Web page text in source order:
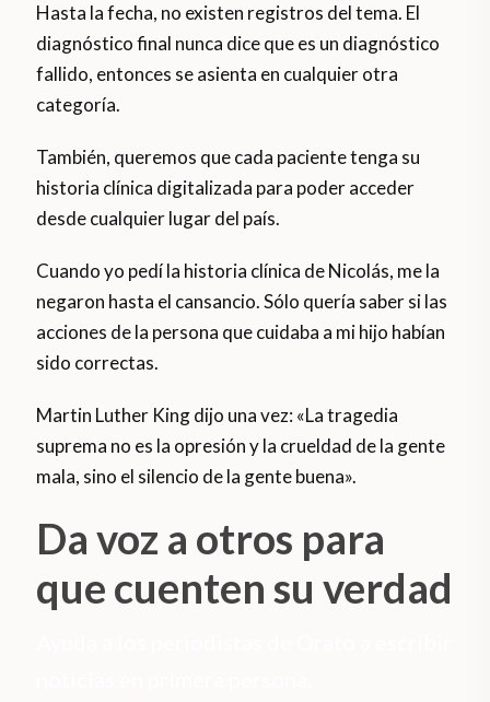
Hasta la fecha, no existen registros del tema. El
diagnóstico final nunca dice que es un diagnóstico
fallido, entonces se asienta en cualquier otra
categoría.
También, queremos que cada paciente tenga su
historia clínica digitalizada para poder acceder
desde cualquier lugar del país.
Cuando yo pedí la historia clínica de Nicolás, me la
negaron hasta el cansancio. Sólo quería saber si las
acciones de la persona que cuidaba a mi hijo habían
sido correctas.
Martin Luther King dijo una vez: «La tragedia
suprema no es la opresión y la crueldad de la gente
mala, sino el silencio de la gente buena».
Da voz a otros para
que cuenten su verdad